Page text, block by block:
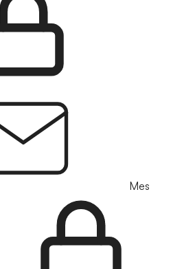
Mes